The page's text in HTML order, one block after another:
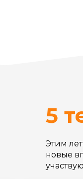
5
Этим
новые